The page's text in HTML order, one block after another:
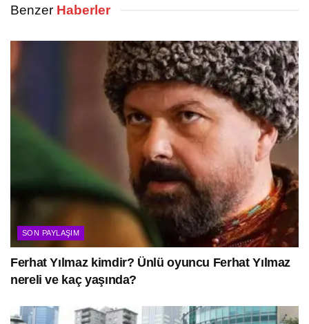
Benzer Haberler
SON PAYLAŞIM
Ferhat Yılmaz kimdir? Ünlü oyuncu Ferhat Yılmaz
nereli ve kaç yaşında?